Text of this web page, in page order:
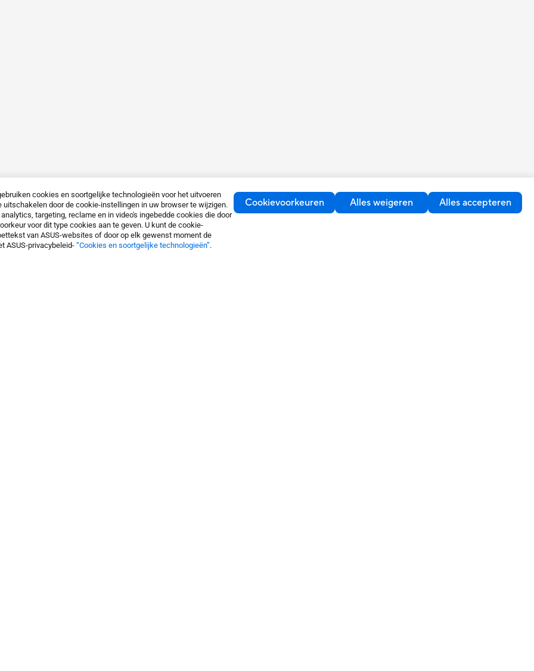
cookies en soortgelijke technologieën voor het uitvoeren
door de cookie-instellingen in uw browser te wijzigen.
targeting, reclame en in video's ingebedde cookies die door
voor dit type cookies aan te geven. U kunt de cookie-
van ASUS-websites of door op elk gewenst moment de
ASUS-privacybeleid- “Cookies en soortgelijke technologieën”.
Cookievoorkeuren Alles weigeren Alles accepteren